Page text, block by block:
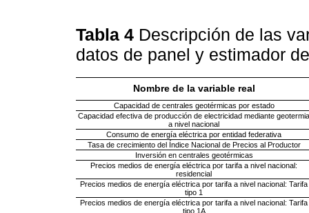
Tabla 4 Descripción de las
datos de panel y estimador
Nombre de la variable real
Capacidad de centrales geotérmicas por estado
Capacidad efectiva de producción de electricidad mediante geotermia
a nivel nacional
Consumo de energía eléctrica por entidad federativa
Tasa de crecimiento del Índice Nacional de Precios al Productor
Inversión en centrales geotérmicas
Precios medios de energía eléctrica por tarifa a nivel nacional:
residencial
Precios medios de energía eléctrica por tarifa a nivel nacional: Tarifa
tipo 1
Precios medios de energía eléctrica por tarifa a nivel nacional: Tarifa
tipo 1A